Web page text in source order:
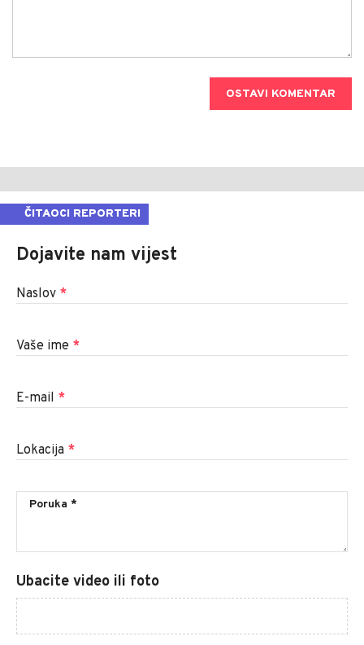
OSTAVI KOMENTAR
ČITAOCI REPORTERI
Dojavite nam vijest
Naslov *
Vaše ime *
E-mail *
Lokacija *
Ubacite video ili foto